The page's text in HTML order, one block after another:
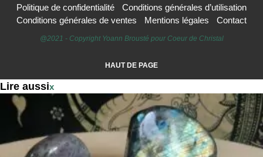
Politique de confidentialité
Conditions générales d’utilisation
Conditions générales de ventes
Mentions légales Contact
@2021 - Copyright Yoann Brousté pour Coeur de Christal
HAUT DE PAGE
Lire aussix